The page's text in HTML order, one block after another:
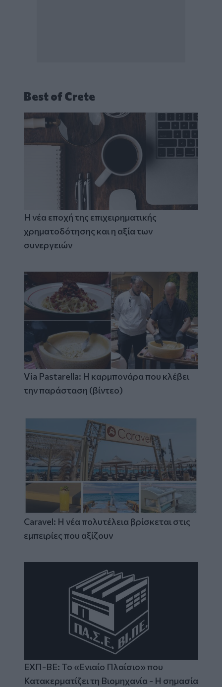
Best of Crete
Η νέα εποχή της επιχειρηματικής
χρηματοδότησης και η αξία των
συνεργειών
Via Pastarella: Η καρμπονάρα που κλέβει
την παράσταση (βίντεο)
Caravel: Η νέα πολυτέλεια βρίσκεται στις
εμπειρίες που αξίζουν
ΕΧΠ-ΒΕ: Το «Ενιαίο Πλαίσιο» που
Κατακερματίζει τη Βιομηχανία - Η σημασία